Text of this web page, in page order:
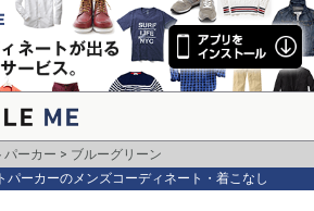
パーカー
ブルーグリーン
パーカーのメンズコーディネート・着こなし